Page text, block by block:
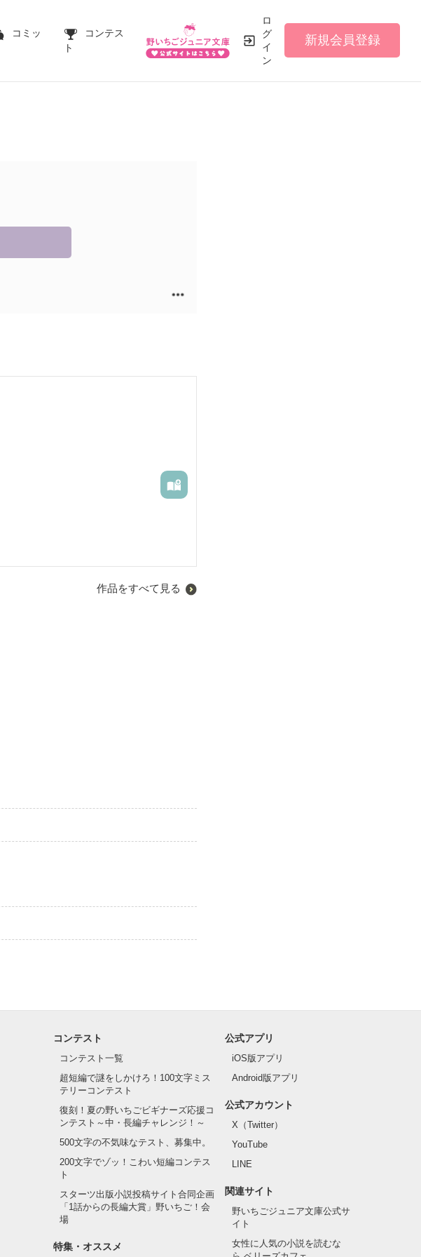
コミッ
コンテス
ト
ロ
グ
イ
ン
新規会員登録
作品をすべて見る
コンテスト
コンテスト一覧
超短編で謎をしかけろ！100文字ミス
テリーコンテスト
復刻！夏の野いちごビギナーズ応援コ
ンテスト～中・長編チャレンジ！～
500文字の不気味なテスト、募集中。
200文字でゾッ！こわい短編コンテス
ト
スターツ出版小説投稿サイト合同企画
「1話からの長編大賞」野いちご！会
場
特集・オススメ
公式アプリ
iOS版アプリ
Android版アプリ
公式アカウント
X（Twitter）
YouTube
LINE
関連サイト
野いちごジュニア文庫公式サ
イト
女性に人気の小説を読むな